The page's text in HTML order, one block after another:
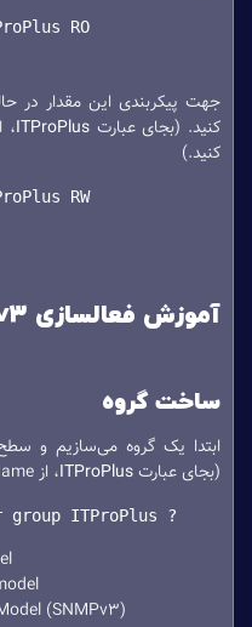
RO
کنید. (بجای عبارتITProPlus
کنید.)
RW
آموزش فعالسازی SNMP v3 در سیسکو
ساخت گروه
(بجای عبارتITProPlus، از Group Name مورد نظر خود استفاده کنید.)
group ITProPlus ?
(SNMPv3)